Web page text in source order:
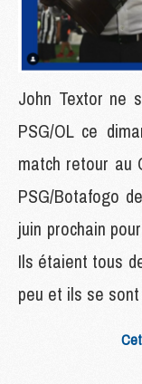
John Textor ne
PSG/OL ce
match retour au
PSG/Botafogo
juin prochain
Ils étaient tous
peu et ils se